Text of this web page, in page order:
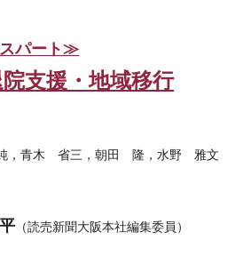
パート≫
支援・地域移行
，青木 省三，朝田 隆，水野 雅文
（読売新聞大阪本社編集委員）